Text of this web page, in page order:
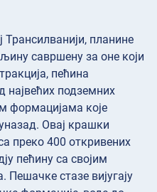
планине
савршену за оне који
пећина
највећих подземних
формацијама које
Овај крашки
преко 400 откривених
пећину са својим
стазе вијугају